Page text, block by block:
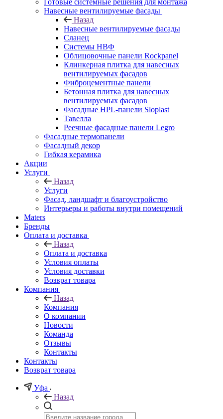
Готовые системные решения для монтажа
Навесные вентилируемые фасады
Назад
Навесные вентилируемые фасады
Сланец
Системы НВФ
Облицовочные панели Rockpanel
Клинкерная плитка для навесных
вентилируемых фасадов
Фиброцементные панели
Бетонная плитка для навесных
вентилируемых фасадов
Фасадные HPL-панели Sloplast
Тавелла
Реечные фасадные панели Legro
Фасадные термопанели
Фасадный декор
Гибкая керамика
Акции
Услуги
Назад
Услуги
Фасад, ландшафт и благоустройство
Интерьеры и работы внутри помещений
Maters
Бренды
Оплата и доставка
Назад
Оплата и доставка
Условия оплаты
Условия доставки
Возврат товара
Компания
Назад
Компания
О компании
Новости
Команда
Отзывы
Контакты
Контакты
Возврат товара
Уфа
Назад